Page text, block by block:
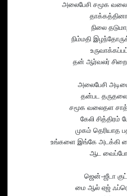
அலைபேசி சமூக
நிலை
நிம்மதி
தன் ஆர்வலர்
அலைபேசி
தன்பட
சமூக வலைதள
கேலி சித்திரம்
முகம் தெரியாத
உங்களை இங்கே அடக்கி
ஆட
ஜென்-ஜீடா
மை ஆல் ஏஜ்